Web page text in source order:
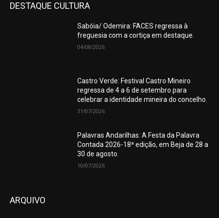
DESTAQUE CULTURA
Sabóia/ Odemira: FACES regressa à
freguesia com a cortiça em destaque.
04/08/2026
Castro Verde: Festival Castro Mineiro
regressa de 4 a 6 de setembro para
celebrar a identidade mineira do concelho.
31/07/2026
Palavras Andarilhas: A Festa da Palavra
Contada 2026-18ª edição, em Beja de 28 a
30 de agosto.
10/07/2026
ARQUIVO